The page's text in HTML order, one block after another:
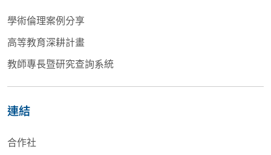
學術倫理案例分享
高等教育深耕計畫
教師專長暨研究查詢系統
連結
合作社